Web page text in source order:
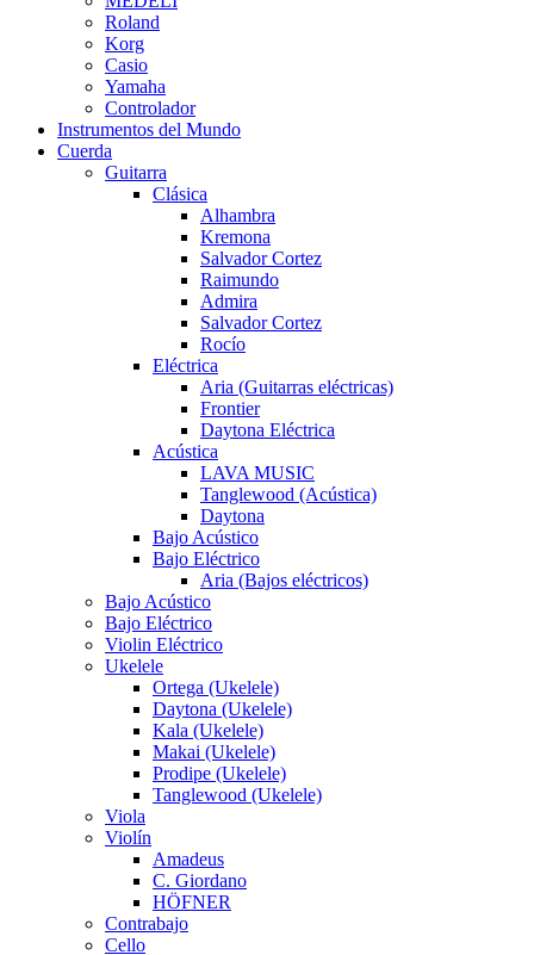
Roland
Korg
Casio
Yamaha
Controlador
Instrumentos del Mundo
Cuerda
Guitarra
Clásica
Alhambra
Kremona
Salvador Cortez
Raimundo
Admira
Salvador Cortez
Rocío
Eléctrica
Aria (Guitarras eléctricas)
Frontier
Daytona Eléctrica
Acústica
LAVA MUSIC
Tanglewood (Acústica)
Daytona
Bajo Acústico
Bajo Eléctrico
Aria (Bajos eléctricos)
Bajo Acústico
Bajo Eléctrico
Violin Eléctrico
Ukelele
Ortega (Ukelele)
Daytona (Ukelele)
Kala (Ukelele)
Makai (Ukelele)
Prodipe (Ukelele)
Tanglewood (Ukelele)
Viola
Violín
Amadeus
C. Giordano
HÖFNER
Contrabajo
Cello